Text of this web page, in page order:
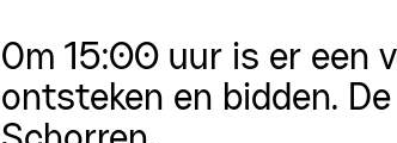
Om 15:00 uur is er een
ontsteken en bidden.